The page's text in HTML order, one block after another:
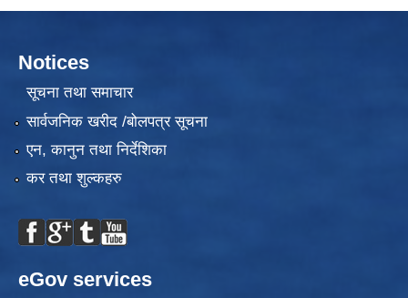
Notices
सूचना तथा समाचार
सार्वजनिक खरीद /बोलपत्र सूचना
एन, कानुन तथा निर्देशिका
कर तथा शुल्कहरु
eGov services